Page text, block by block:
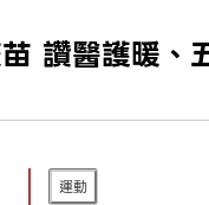
讚醫護暖、
運動